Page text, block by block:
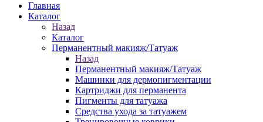
Главная
Каталог
Назад
Каталог
Перманентный макияж/Татуаж
Назад
Перманентный макияж/Татуаж
Машинки для дермопигментации
Картриджи для перманента
Пигменты для татуажа
Средства ухода за татуажем